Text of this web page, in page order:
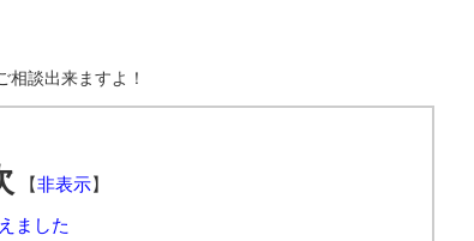
談出来ますよ！
【非表示】
ました